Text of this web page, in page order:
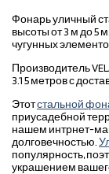
Фонарь уличный
высоты от 3 м до 5
чугунных
Производитель
3.1 5 метров с
Этотстальной
приусадебной
нашем интрнет-
долговечностью.
популярность,
украшением